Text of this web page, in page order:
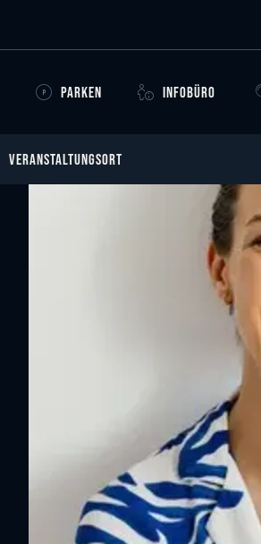
PARKEN INFOBÜRO
VERANSTALTUNGSORT